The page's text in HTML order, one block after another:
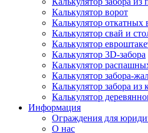
Калькулятор ворот
Калькулятор откатных
Калькулятор свай и
Калькулятор
Калькулятор 3D-забора
Калькулятор
Калькулятор забора-
Калькулятор забора из
Калькулятор
Информация
Ограждения для
О нас